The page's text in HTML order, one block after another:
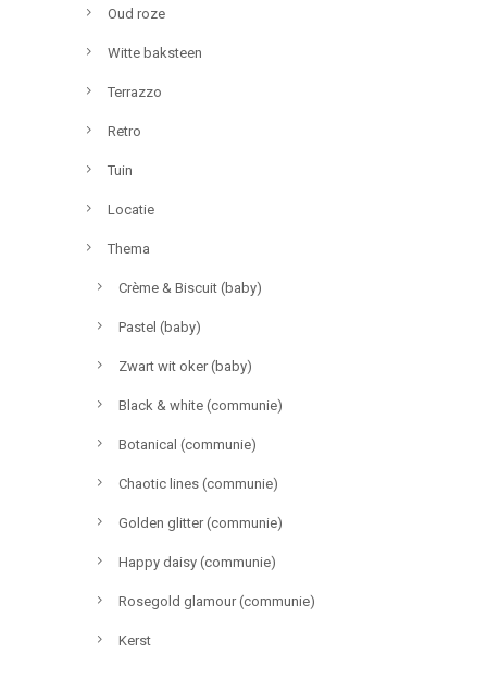
Oud roze
Witte baksteen
Terrazzo
Retro
Tuin
Locatie
Thema
Crème & Biscuit (baby)
Pastel (baby)
Zwart wit oker (baby)
Black & white (communie)
Botanical (communie)
Chaotic lines (communie)
Golden glitter (communie)
Happy daisy (communie)
Rosegold glamour (communie)
Kerst